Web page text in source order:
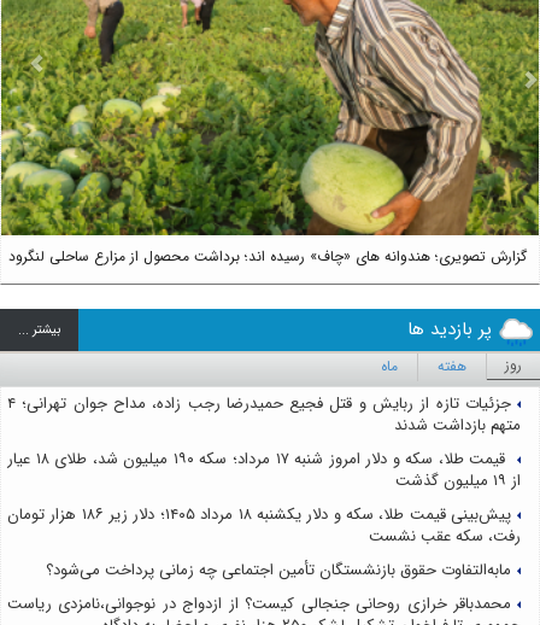
گزارش تصویری؛ هندوانه های «چاف» رسیده اند؛ برداشت محصول از مزارع ساحلی لنگرود
Next
پر بازدید ها بيشتر ...
روز هفته ماه
جزئیات تازه از ربایش و قتل فجیع حمیدرضا رجب زاده، مداح جوان تهرانی؛ ۴
متهم بازداشت شدند
قیمت طلا، سکه و دلار امروز شنبه ۱۷ مرداد؛ سکه ۱۹۰ میلیون شد، طلای ۱۸ عیار
از ۱۹ میلیون گذشت
پیش‌بینی قیمت طلا، سکه و دلار یکشنبه ۱۸ مرداد ۱۴۰۵؛ دلار زیر ۱۸۶ هزار تومان
رفت، سکه عقب نشست
مابه‌التفاوت حقوق بازنشستگان تأمین اجتماعی چه زمانی پرداخت می‌شود؟
محمدباقر خرازی روحانی جنجالی کیست؟ از ازدواج در نوجوانی،نامزدی ریاست